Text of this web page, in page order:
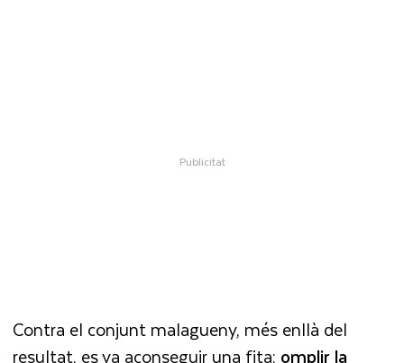
Contra el conjunt malagueny, més enllà del
resultat, es va aconseguir una fita: omplir la